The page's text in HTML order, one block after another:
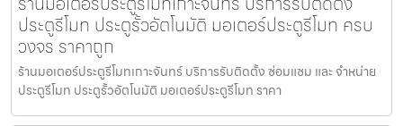
ประตูรีโมท ประตูรั้วอัตโนมัติ มอเตอร์ประตูรีโมท ครบ
วงจร ราคาถูก
ร้านมอเตอร์ประตูรีโมทเกาะจันทร์ บริการรับติดตั้ง ซ่อมแซม และ จำหน่าย
ประตูรีโมท ประตูรั้วอัตโนมัติ มอเตอร์ประตูรีโมท ราคา